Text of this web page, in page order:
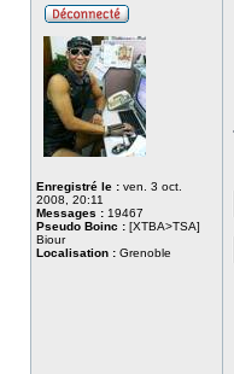
ligne
Enregistré le : ven. 3 oct.
2008, 20:11
Messages : 19467
Pseudo Boinc : [XTBA>TSA]
Biour
Localisation : Grenoble